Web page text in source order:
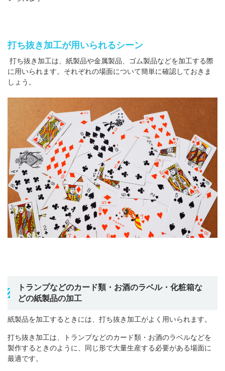
打ち抜き加工が用いられるシーン
打ち抜き加工は、紙製品や金属製品、ゴム製品などを加工する際
に用いられます。それぞれの場面について簡単に確認しておきま
しょう。
トランプなどのカード類・お酒のラベル・ 化粧箱な
どの紙製品の加工
紙製品を加工するときには、打ち抜き加工がよく用いられます。
打ち抜き加工は、ト ランプなどのカード類・お酒のラベルなどを
製作するときのように、同じ形で大量生産する必要がある場面に
最適です。